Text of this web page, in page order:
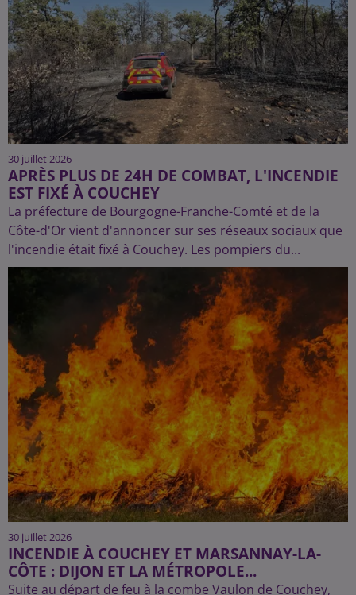
30 juillet 2026
APRÈS PLUS DE 24H DE COMBAT, L'INCENDIE
EST FIXÉ À COUCHEY
La préfecture de Bourgogne-Franche-Comté et de la
Côte-d'Or vient d'annoncer sur ses réseaux sociaux que
l'incendie était fixé à Couchey. Les pompiers du...
30 juillet 2026
INCENDIE À COUCHEY ET MARSANNAY-LA-
CÔTE : DIJON ET LA MÉTROPOLE...
Suite au départ de feu à la combe Vaulon de Couchey,